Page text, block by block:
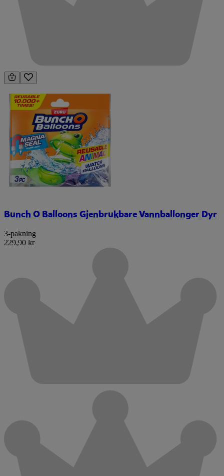
Bunch O Balloons Gjenbrukbare Vannballonger Dyr
3-pakning
229,90 kr